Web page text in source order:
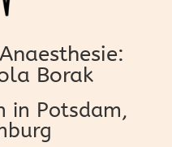
Borak
in Potsdam,